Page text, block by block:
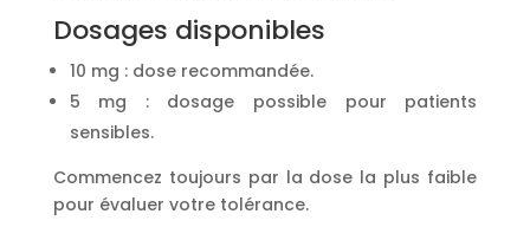
Dosages disponibles
10 mg : dose recommandée.
5 mg : dosage possible pour patients
sensibles.
Commencez toujours par la dose la plus faible
pour évaluer votre tolérance.